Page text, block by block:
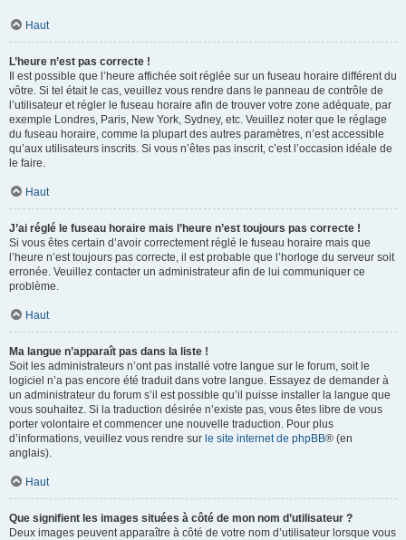
Haut
L’heure n’est pas correcte !
Il est possible que l’heure affichée soit réglée sur un fuseau horaire différent du
vôtre. Si tel était le cas, veuillez vous rendre dans le panneau de contrôle de
l’utilisateur et régler le fuseau horaire afin de trouver votre zone adéquate, par
exemple Londres, Paris, New York, Sydney, etc. Veuillez noter que le réglage
du fuseau horaire, comme la plupart des autres paramètres, n’est accessible
qu’aux utilisateurs inscrits. Si vous n’êtes pas inscrit, c’est l’occasion idéale de
le faire.
Haut
J’ai réglé le fuseau horaire mais l’heure n’est toujours pas correcte !
Si vous êtes certain d’avoir correctement réglé le fuseau horaire mais que
l’heure n’est toujours pas correcte, il est probable que l’horloge du serveur soit
erronée. Veuillez contacter un administrateur afin de lui communiquer ce
problème.
Haut
Ma langue n’apparaît pas dans la liste !
Soit les administrateurs n’ont pas installé votre langue sur le forum, soit le
logiciel n’a pas encore été traduit dans votre langue. Essayez de demander à
un administrateur du forum s’il est possible qu’il puisse installer la langue que
vous souhaitez. Si la traduction désirée n’existe pas, vous êtes libre de vous
porter volontaire et commencer une nouvelle traduction. Pour plus
d’informations, veuillez vous rendre sur le site internet de phpBB® (en
anglais).
Haut
Que signifient les images situées à côté de mon nom d’utilisateur ?
Deux images peuvent apparaître à côté de votre nom d’utilisateur lorsque vous